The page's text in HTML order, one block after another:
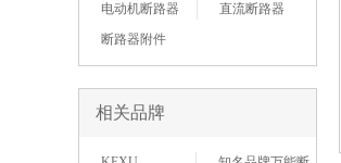
电动机断路器
直流断路器
断路器附件
相关品牌